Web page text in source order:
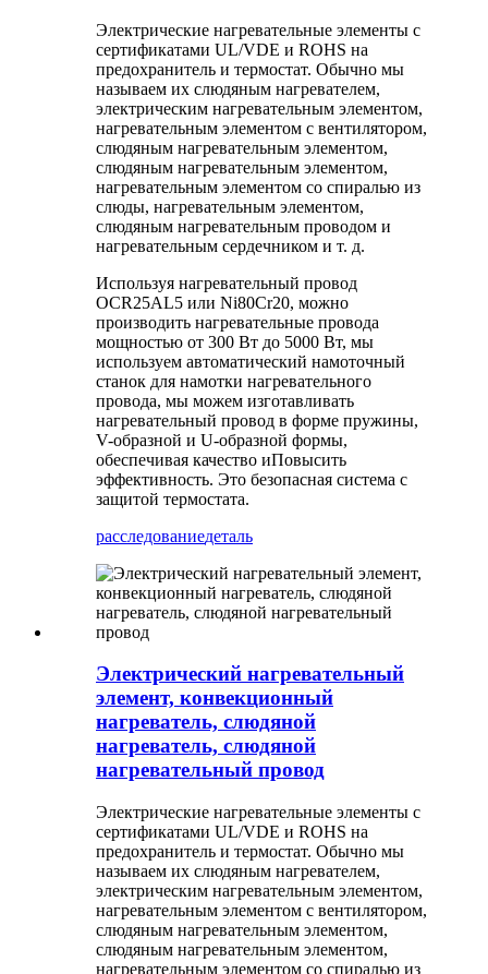
Электрические нагревательные элементы с
сертификатами UL/VDE и ROHS на
предохранитель и термостат. Обычно мы
называем их слюдяным нагревателем,
электрическим нагревательным элементом,
нагревательным элементом с вентилятором,
слюдяным нагревательным элементом,
слюдяным нагревательным элементом,
нагревательным элементом со спиралью из
слюды, нагревательным элементом,
слюдяным нагревательным проводом и
нагревательным сердечником и т. д.
Используя нагревательный провод
OCR25AL5 или Ni80Cr20, можно
производить нагревательные провода
мощностью от 300 Вт до 5000 Вт, мы
используем автоматический намоточный
станок для намотки нагревательного
провода, мы можем изготавливать
нагревательный провод в форме пружины,
V-образной и U-образной формы,
обеспечивая качество иПовысить
эффективность. Это безопасная система с
защитой термостата.
расследованиедеталь
Электрический нагревательный
элемент, конвекционный
нагреватель, слюдяной
нагреватель, слюдяной
нагревательный провод
Электрические нагревательные элементы с
сертификатами UL/VDE и ROHS на
предохранитель и термостат. Обычно мы
называем их слюдяным нагревателем,
электрическим нагревательным элементом,
нагревательным элементом с вентилятором,
слюдяным нагревательным элементом,
слюдяным нагревательным элементом,
нагревательным элементом со спиралью из